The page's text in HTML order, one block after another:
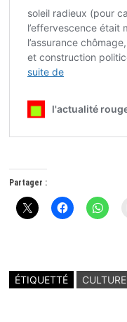
Partager :
ÉTIQUETTÉ CULTURE